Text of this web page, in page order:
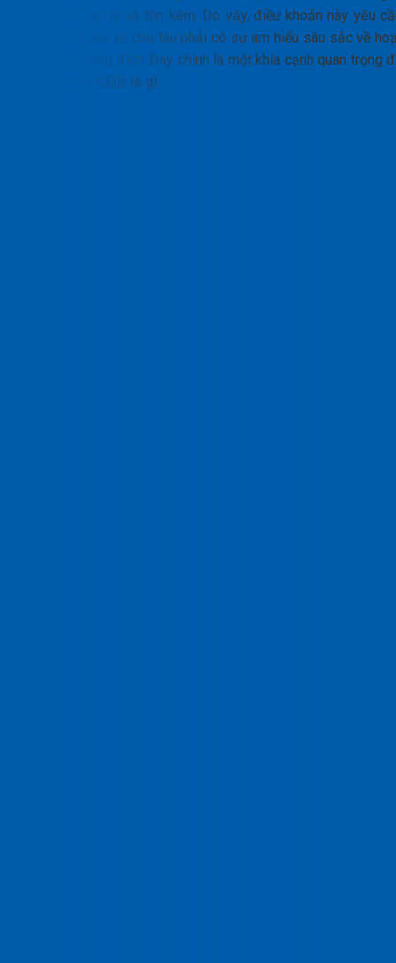
ra rủi ro pháp lý và tốn kém. Do vậy, điều khoản này yêu
người thuê tàu và chủ tàu phải có sự am hiểu sâu sắc về
động của cảng đích. Đây chính là một khía cạnh quan trọng
CQD là gì.